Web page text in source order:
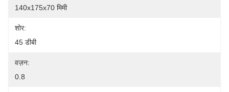
140x175x70 मिमी
शोर:
45 डीबी
वज़न:
0.8